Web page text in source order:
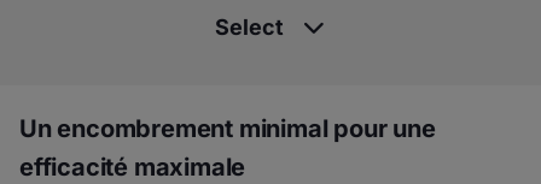
Select
Un encombrement minimal pour une
efficacité maximale